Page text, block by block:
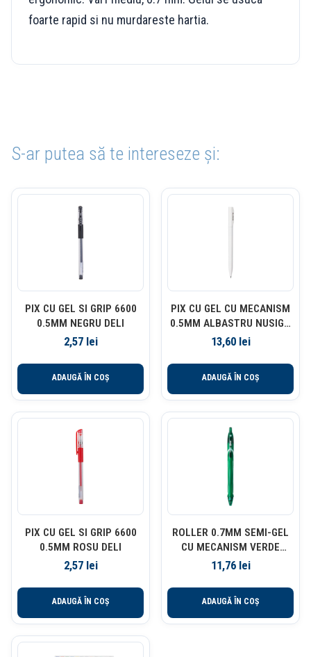
foarte rapid si nu murdareste hartia.
S-ar putea să te intereseze și:
PIX CU GEL SI GRIP 6600
0.5MM NEGRU DELI
2,57 lei
ADAUGĂ ÎN COȘ
PIX CU GEL CU MECANISM
0.5MM ALBASTRU NUSIGN
CORP ALB DELI
13,60 lei
ADAUGĂ ÎN COȘ
PIX CU GEL SI GRIP 6600
0.5MM ROSU DELI
2,57 lei
ADAUGĂ ÎN COȘ
ROLLER 0.7MM SEMI-GEL
CU MECANISM VERDE
QUICK-DRY BIC
11,76 lei
ADAUGĂ ÎN COȘ